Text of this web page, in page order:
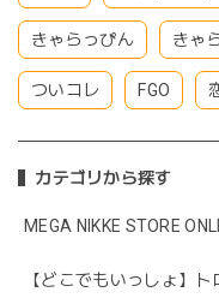
きゃらっぴん きゃ
ついコレ FGO
カテゴリから探す
MEGA NIKKE STORE
【どこでもいっしょ】